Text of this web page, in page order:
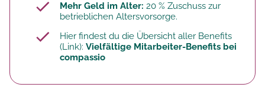
Mehr Geld im Alter: 20 % Zuschuss zur
betrieblichen Altersvorsorge.​
Hier findest du die Übersicht aller Benefits
(Link): Vielfältige Mitarbeiter-Benefits bei
compassio